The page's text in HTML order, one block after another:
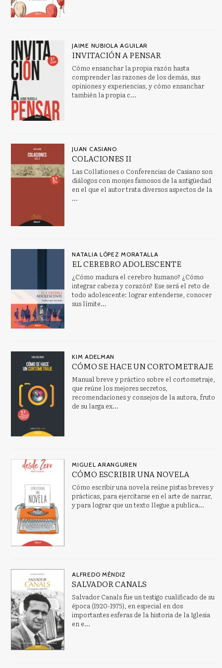
JAIME NUBIOLA AGUILAR
INVITACIÓN A PENSAR
Cómo ensanchar la propia razón hasta
comprender las razones de los demás, sus
opiniones y experiencias, y cómo ensanchar
también la propia c...
JUAN CASIANO
COLACIONES II
Las Collationes o Conferencias de Casiano son
diálogos con monjes famosos de la antigüedad
en el que el autor trata diversos aspectos de la
...
NATALIA LÓPEZ MORATALLA
EL CEREBRO ADOLESCENTE
¿Cómo madura el cerebro humano? ¿Cómo
integrar cabeza y corazón? Ese será el reto de
todo adolescente: lograr entenderse, conocer
sus límite...
KIM ADELMAN
CÓMO SE HACE UN CORTOMETRAJE
Manual breve y práctico sobre el cortometraje,
que reúne los mejores secretos,
recomendaciones y consejos de la autora, fruto
de su larga ex...
MIGUEL ARANGUREN
CÓMO ESCRIBIR UNA NOVELA
Cómo escribir una novela reúne pistas breves y
prácticas, para ejercitarse en el arte de narrar,
y para lograr que un texto llegue a publica...
ALFREDO MÉNDIZ
SALVADOR CANALS
Salvador Canals fue un testigo cualificado de su
época (1920-1975), en especial en dos
importantes esferas de la historia de la Iglesia
en e...